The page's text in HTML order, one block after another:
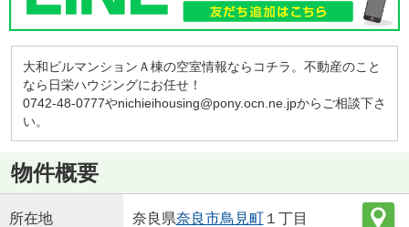
大和ビルマンションＡ棟の空室情報ならコチラ。不動産のこと
なら日栄ハウジングにお任せ！
0742-48-0777やnichieihousing@pony.ocn.ne.jpからご相談下さ
い。
物件概要
所在地 奈良県奈良市鳥見町１丁目